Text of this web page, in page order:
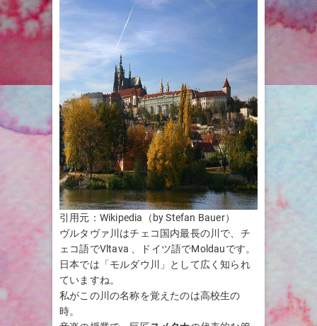
引用元：Wikipedia（by Stefan Bauer）
ヴルタヴァ川はチェコ国内最長の川で、チ
ェコ語でVltava 、ドイツ語でMoldauです。
日本では「モルダウ川」として広く知られ
ていますね。
私がこの川の名称を覚えたのは高校生の
時。